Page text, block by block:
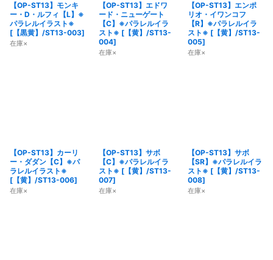
【OP-ST13】モンキ
ー・D・ルフィ【L】※
パラレルイラスト※
[ 【黒黄】/ST13-003]
在庫×
【OP-ST13】エドワ
ード・ニューゲート
【C】※パラレルイラ
スト※ [【黄】/ST13-
004]
在庫×
【OP-ST13】エンポ
リオ・イワンコフ
【R】※パラレルイラ
スト※ [【黄】/ST13-
005]
在庫×
【OP-ST13】カーリ
ー・ダダン【C】※パ
ラレルイラスト※
[ 【黄】/ST13-006]
在庫×
【OP-ST13】サボ
【C】※パラレルイラ
スト※ [【黄】/ST13-
007]
在庫×
【OP-ST13】サボ
【SR】※パラレルイラ
スト※ [【黄】/ST13-
008]
在庫×